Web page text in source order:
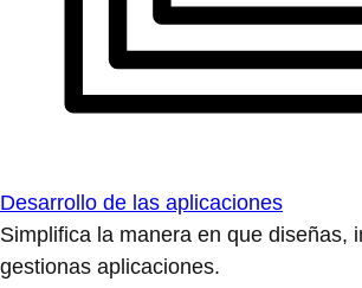
Desarrollo de las aplicaciones
Simplifica la manera en que diseñas,
gestionas aplicaciones.